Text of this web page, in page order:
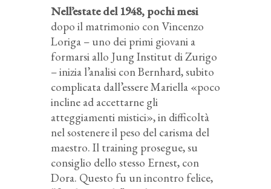
Nell’estate del 1948, pochi mesi
dopo il matrimonio con Vincenzo
Loriga – uno dei primi giovani a
formarsi allo Jung Institut di Zurigo
– inizia l’analisi con Bernhard, subito
complicata dall’essere Mariella «poco
incline ad accettarne gli
atteggiamenti mistici», in difficoltà
nel sostenere il peso del carisma del
maestro. Il training prosegue, su
consiglio dello stesso Ernest, con
Dora. Questo fu un incontro felice,